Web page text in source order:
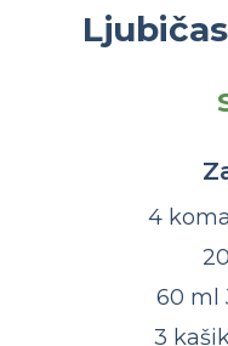
4
60 ml
3